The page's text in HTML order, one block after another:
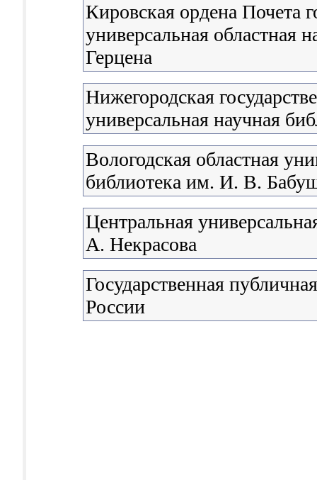
Кировская ордена Почета
универсальная областная
Герцена
Нижегородская
универсальная научная
Вологодская областная
библиотека им. И. В.
Центральная
А. Некрасова
Государственная
России